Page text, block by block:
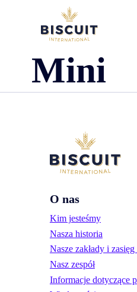
Aller au contenu
Mini
O nas
Kim jesteśmy
Nasza historia
Nasze zakłady i
Nasz zespół
Informacje dotyczące